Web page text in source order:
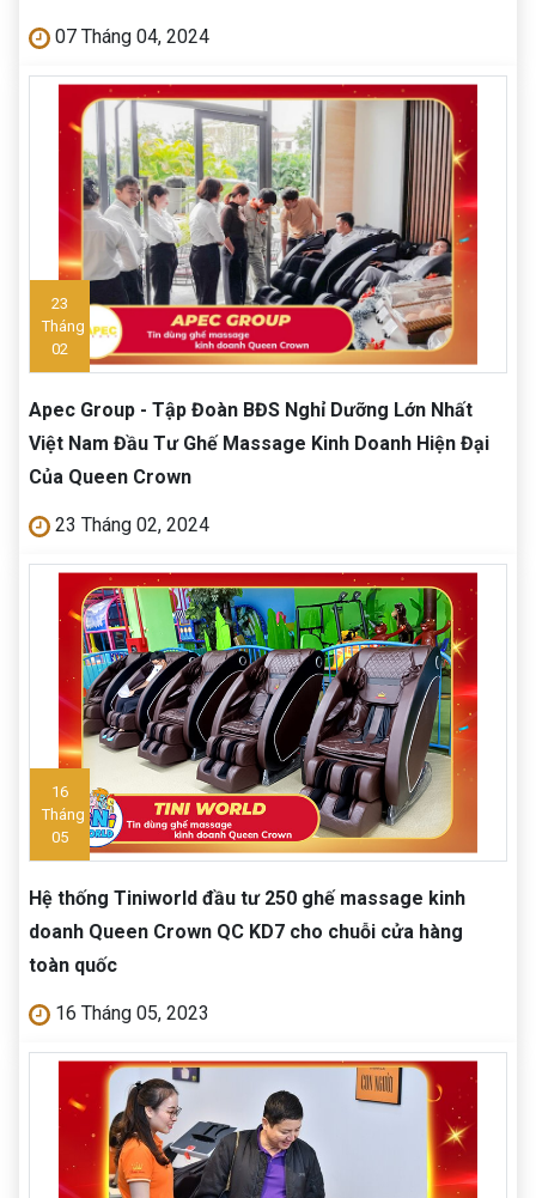
07 Tháng 04, 2024
23
Tháng
02
Apec Group - Tập Đoàn BĐS Nghỉ Dưỡng Lớn Nhất
Việt Nam Đầu Tư Ghế Massage Kinh Doanh Hiện Đại
Của Queen Crown
23 Tháng 02, 2024
16
Tháng
05
Hệ thống Tiniworld đầu tư 250 ghế massage kinh
doanh Queen Crown QC KD7 cho chuỗi cửa hàng
toàn quốc
16 Tháng 05, 2023